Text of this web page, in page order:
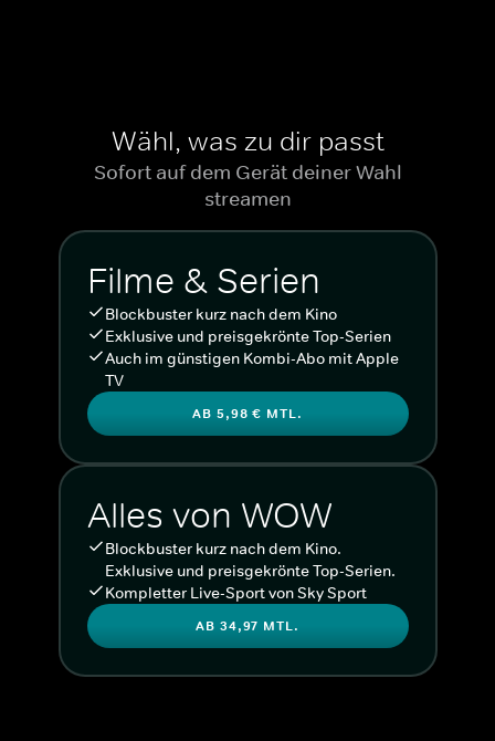
Wähl, was zu dir passt
Sofort auf dem Gerät deiner Wahl
streamen
Filme & Serien
Blockbuster kurz nach dem Kino
Exklusive und preisgekrönte Top-Serien
Auch im günstigen Kombi-Abo mit Apple
TV
AB 5,98 € MTL.
Alles von WOW
Blockbuster kurz nach dem Kino.
Exklusive und preisgekrönte Top-Serien.
Kompletter Live-Sport von Sky Sport
AB 34,97 MTL.